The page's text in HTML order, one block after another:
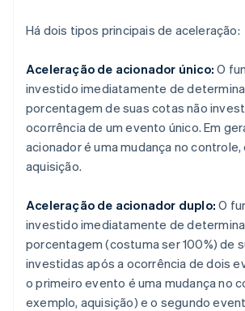
Há dois tipos principais de aceleração:
Aceleração de acionador único: O
investido imediatamente de
porcentagem de suas cotas não
ocorrência de um evento único. Em
acionador é uma mudança no controle,
aquisição.
Aceleração de acionador duplo: O
investido imediatamente de
porcentagem (costuma ser 100%) de
investidas após a ocorrência de dois
o primeiro evento é uma mudança no
exemplo, aquisição) e o segundo